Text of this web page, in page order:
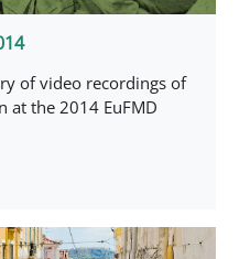
of video recordings of
at the 2014 EuFMD